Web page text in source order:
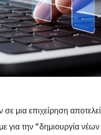
μια επιχείρηση
για την “δημιουργία